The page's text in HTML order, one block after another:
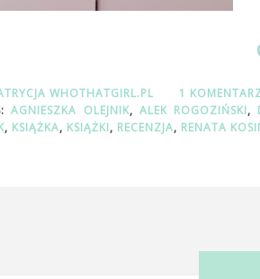
WHOTHATGIRL.PL
1
AGNIESZKA OLEJNIK, ALEK ROGOZIŃSKI,
, KSIĄŻKA, KSIĄŻKI, RECENZJA, RENATA